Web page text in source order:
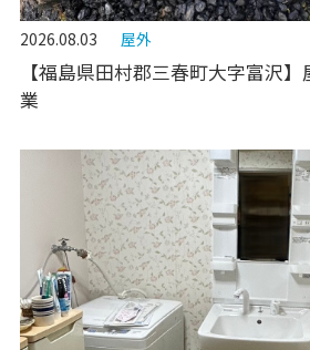
2026.08.03 屋外
【福島県田村郡三春町大字富沢
業